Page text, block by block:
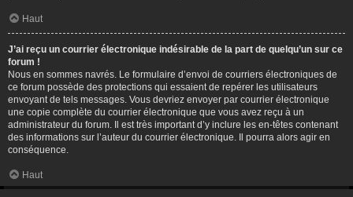
Haut
J’ai reçu un courrier électronique indésirable de la part de quelqu’un sur ce
forum !
Nous en sommes navrés. Le formulaire d’envoi de courriers électroniques de
ce forum possède des protections qui essaient de repérer les utilisateurs
envoyant de tels messages. Vous devriez envoyer par courrier électronique
une copie complète du courrier électronique que vous avez reçu à un
administrateur du forum. Il est très important d’y inclure les en-têtes contenant
des informations sur l’auteur du courrier électronique. Il pourra alors agir en
conséquence.
Haut